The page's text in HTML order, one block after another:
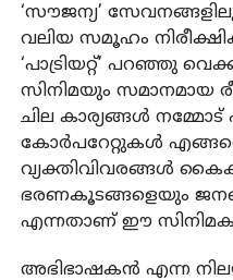
‘സൗജന്യ’
വലിയ സമൂഹം
‘പാട്രിയറ്റ്’ പറഞ്ഞു
സിനിമയും സമാനമായ
ചില കാര്യങ്ങള്‍
കോര്‍പറേറ്റുകള്‍
വ്യക്തിവിവരങ്ങള്‍
ഭരണകൂടങ്ങളെയും
എന്നതാണ് ഈ
അഭിഭാഷകന്‍ എന്ന